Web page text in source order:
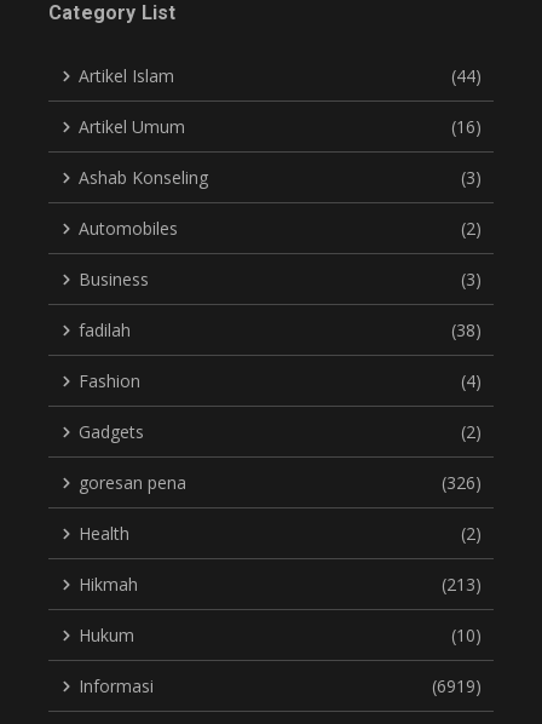
Category List
Artikel Islam (44)
Artikel Umum (16)
Ashab Konseling (3)
Automobiles (2)
Business (3)
fadilah (38)
Fashion (4)
Gadgets (2)
goresan pena (326)
Health (2)
Hikmah (213)
Hukum (10)
Informasi (6919)